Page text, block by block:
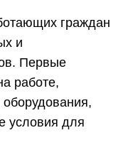
граждан
и
Первые
работе,
условия для